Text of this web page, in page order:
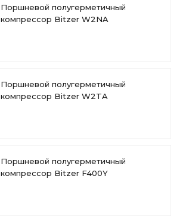
Поршневой полугерметичный
компрессор Bitzer W2NA
Поршневой полугерметичный
компрессор Bitzer W2TA
Поршневой полугерметичный
компрессор Bitzer F400Y